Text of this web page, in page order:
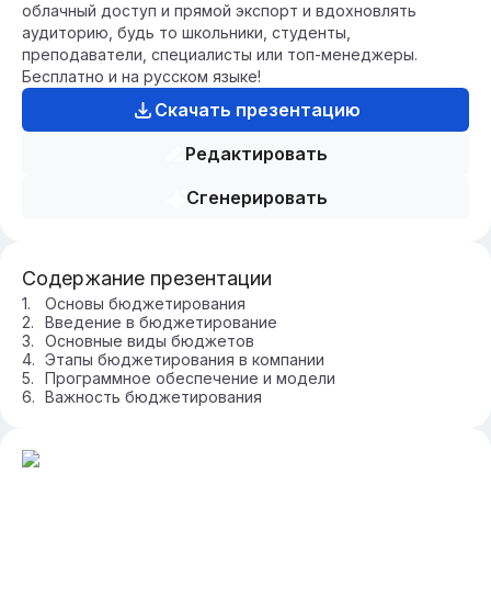
облачный доступ и прямой экспорт и вдохновлять
аудиторию, будь то школьники, студенты,
преподаватели, специалисты или топ-менеджеры.
Бесплатно и на русском языке!
Скачать презентацию
Редактировать
Сгенерировать
Содержание презентации
Основы бюджетирования
Введение в бюджетирование
Основные виды бюджетов
Этапы бюджетирования в компании
Программное обеспечение и модели
Важность бюджетирования